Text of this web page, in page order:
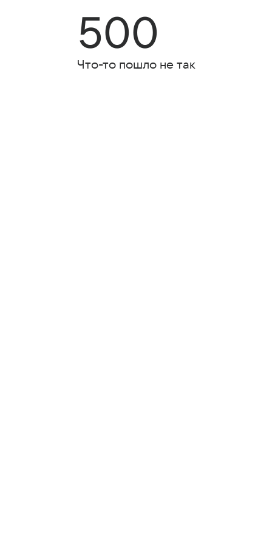
500
Что-то пошло не так